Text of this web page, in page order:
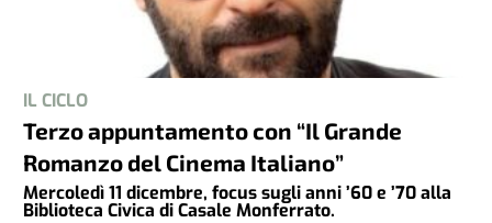
IL CICLO
Terzo appuntamento con “Il Grande
Romanzo del Cinema Italiano”
Mercoledì 11 dicembre, focus sugli anni ’60 e ’70 alla
Biblioteca Civica di Casale Monferrato.